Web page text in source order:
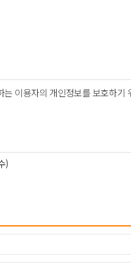
이용자의 개인정보를 보호하
민감한 개인정보 ( 인종 및 민
)